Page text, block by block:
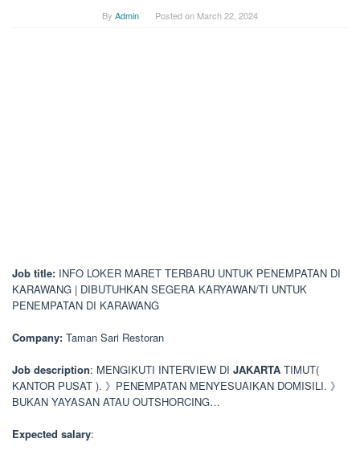
By Admin Posted on March 22, 2024
Job title: INFO LOKER MARET TERBARU UNTUK PENEMPATAN DI
KARAWANG | DIBUTUHKAN SEGERA KARYAWAN/TI UNTUK
PENEMPATAN DI KARAWANG
Company: Taman Sari Restoran
Job description: MENGIKUTI INTERVIEW DI JAKARTA TIMUT(
KANTOR PUSAT ). 》PENEMPATAN MENYESUAIKAN DOMISILI. 》
BUKAN YAYASAN ATAU OUTSHORCING…
Expected salary: